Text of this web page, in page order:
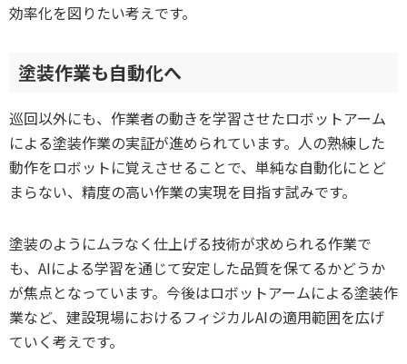
効率化を図りたい考えです。
塗装作業も自動化へ
巡回以外にも、作業者の動きを学習させたロボットアーム
による塗装作業の実証が進められています。人の熟練した
動作をロボットに覚えさせることで、単純な自動化にとど
まらない、精度の高い作業の実現を目指す試みです。
塗装のようにムラなく仕上げる技術が求められる作業で
も、AIによる学習を通じて安定した品質を保てるかどうか
が焦点となっています。今後はロボットアームによる塗装作
業など、建設現場におけるフィジカルAIの適用範囲を広げ
ていく考えです。